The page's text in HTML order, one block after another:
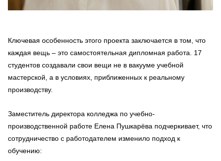
Ключевая особенность этого проекта заключается в том, что
каждая вещь – это самостоятельная дипломная работа. 17
студентов создавали свои вещи не в вакууме учебной
мастерской, а в условиях, приближенных к реальному
производству.
Заместитель директора колледжа по учебно-
производственной работе Елена Пушкарёва подчеркивает, что
сотрудничество с работодателем изменило подход к
обучению: